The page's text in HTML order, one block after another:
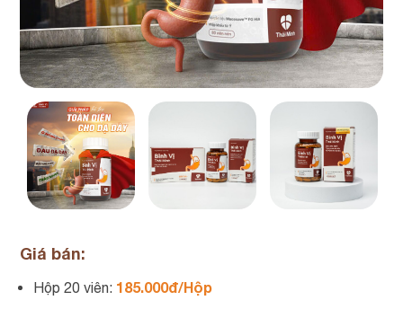
Giá bán:
Hộp 20 viên: 185.000đ/Hộp